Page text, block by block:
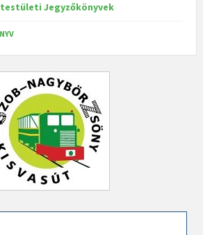
testületi Jegyzőkönyvek